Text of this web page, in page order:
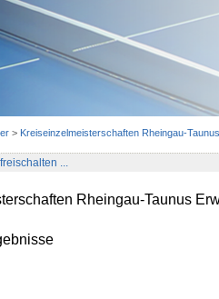
> Kreiseinzelmeisterschaften Rheingau-
...
Rheingau-Taunus